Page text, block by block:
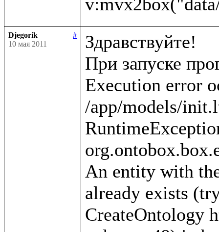
Djegorik
#
10 мая 2011
Здравствуйте!
При запуске
Execution error
/app/models/
An entity with
already exists
CreateOntology